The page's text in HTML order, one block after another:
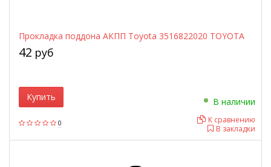
Прокладка поддона АКПП Toyota 3516822020 TOYOTA
0
42 руб
В наличии
В закладки
К сравнению
Купить